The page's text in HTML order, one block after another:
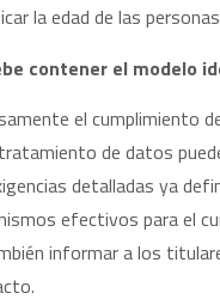
la edad de las
contener el modelo
el cumplimiento
de datos
detalladas ya
efectivos para el
informar a los